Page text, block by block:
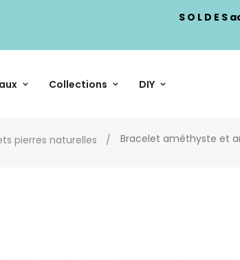
S O L D E
Collections DIY
pierres naturelles Bracelet améthyste et